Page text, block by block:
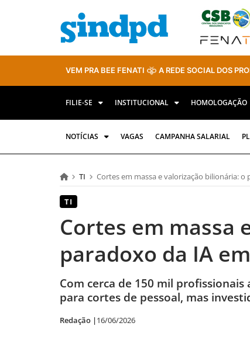
VEM PRA BEE FENATI A REDE SOCIAL DOS
FILIE-SE INSTITUCIONAL HOMOLOGAÇÃO
NOTÍCIAS VAGAS CAMPANHA SALARIAL
TI Cortes em massa e valorização bilionária: o
TI
Cortes em massa
paradoxo da IA
Com cerca de 150 mil
para cortes de pessoal, mas
Redação |16/06/2026